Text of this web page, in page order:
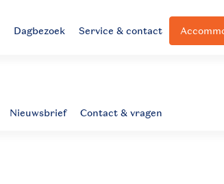
Dagbezoek Service & contact